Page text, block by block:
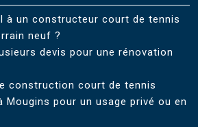
à un constructeur court de tennis
neuf ?
devis pour une rénovation
construction court de tennis
Mougins pour un usage privé ou en